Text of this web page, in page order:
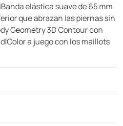
elástica suave de 65 mm
que abrazan las piernas sin
Geometry 3D Contour con
a juego con los maillots